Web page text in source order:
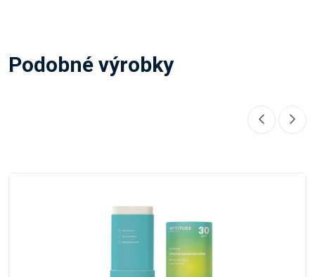
Podobné výrobky